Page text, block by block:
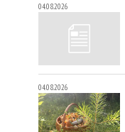
04.08.2026
04.08.2026